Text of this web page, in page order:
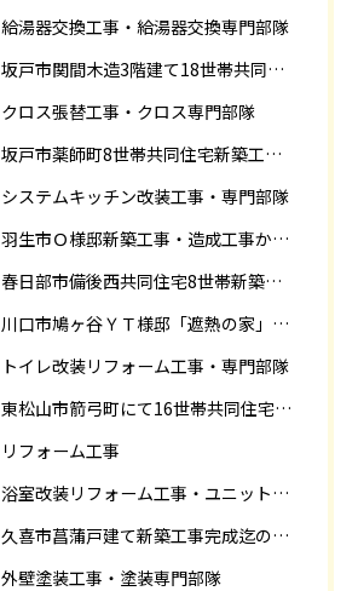
給湯器交換工事・給湯器交換専門部隊
坂戸市関間木造3階建て18世帯共同住宅の完成迄紹介
クロス張替工事・クロス専門部隊
坂戸市薬師町8世帯共同住宅新築工事完成迄の紹介です
システムキッチン改装工事・専門部隊
羽生市Ｏ様邸新築工事・造成工事から住宅完成までの紹介
春日部市備後西共同住宅8世帯新築工事完成迄の紹介です。
川口市鳩ヶ谷ＹＴ様邸「遮熱の家」工事状況
トイレ改装リフォーム工事・専門部隊
東松山市箭弓町にて16世帯共同住宅新築工事完成迄の紹介です。
リフォーム工事
浴室改装リフォーム工事・ユニットバス専門部隊
久喜市菖蒲戸建て新築工事完成迄の紹介
外壁塗装工事・塗装専門部隊